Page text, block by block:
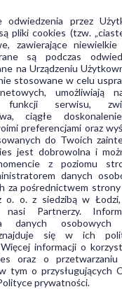
włosów
;
produktów bez
stylizacji na gorąco
z naturalnym
o szerokich ząbkach;
tkanin
odpowiedniej
– szczególnie
powietrza.
odwiedzenia przez
pliki cookies (tzw.
zawierające niewielkie
są podczas
na Urządzeniu
stosowane w celu
umożliwiają
funkcji serwisu,
ciągłe
preferencjami oraz
do Twoich
jest dobrowolna i
z poziomu
danych
za pośrednictwem
o. o. z siedzibą w
nasi Partnerzy.
danych osobowych
się w ich
informacji o
oraz o
tym o przysługujących
prywatności.